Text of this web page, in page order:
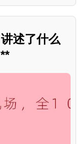
述了什么